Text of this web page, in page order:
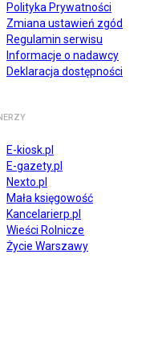
Polityka Prywatności
Zmiana ustawień zgód
Regulamin serwisu
Informacje o nadawcy
Deklaracja dostępności
E-kiosk.pl
E-gazety.pl
Nexto.pl
Mała księgowość
Kancelarierp.pl
Wieści Rolnicze
Życie Warszawy